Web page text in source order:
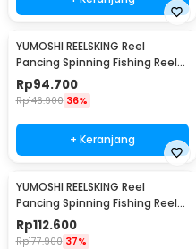
YUMOSHI REELSKING Reel
Pancing Spinning Fishing Reel
5.5:1 1000 - EF1000
Rp94.700
Rp146.900 36%
+ Keranjang
YUMOSHI REELSKING Reel
Pancing Spinning Fishing Reel
5.5:1 3000 - EF3000
Rp112.600
Rp177.900 37%